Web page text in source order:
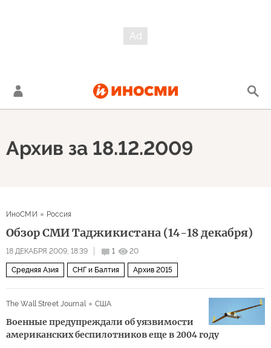
Архив за 18.12.2009
ИноСМИ Россия
Обзор СМИ Таджикистана (14-18 декабря)
18 ДЕКАБРЯ 2009, 18:39 1 20
Средняя Азия СНГ и Балтия Архив 2015
The Wall Street Journal США
Военные предупреждали об уязвимости
американских беспилотников еще в 2004 году